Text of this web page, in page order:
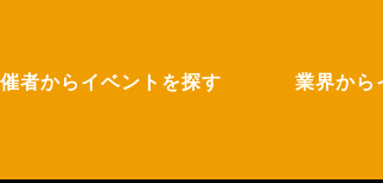
者からイベントを探す 業界から